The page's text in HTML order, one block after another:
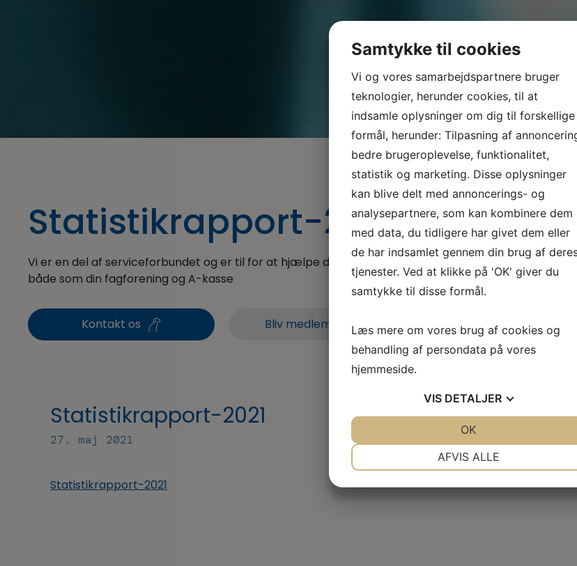
Statistikrapport-2021
Vi er en del af serviceforbundet og er til for at hjælpe dig når du er i tvivl, skal skal godt videre eller
både som din fagforening og A-kasse
Kontakt os Bliv medlem i dag
Statistikrapport-2021
27. maj 2021
Statistikrapport-2021
Samtykke til cookies
Vi og vores samarbejdspartnere bruger
teknologier, herunder cookies, til at
indsamle oplysninger om dig til forskellige
formål, herunder: Tilpasning af
bedre brugeroplevelse, funktionalitet,
statistik og marketing. Disse oplysninger
kan blive delt med annoncerings- og
analysepartnere, som kan kombinere dem
med data, du tidligere har givet dem eller
de har indsamlet gennem din brug af
tjenester. Ved at klikke på 'OK' giver du
samtykke til disse formål.
Læs mere om vores brug af cookies og
behandling af persondata på vores
hjemmeside.
VIS DETALJER
AFVIS ALLE
OK